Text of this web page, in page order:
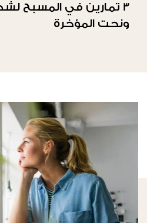
3 تمارين في المسبح
ونحت المؤخرة